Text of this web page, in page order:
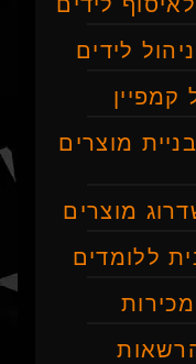
לידים
קמפיין
מוצרים
מוצרים
ללומדים